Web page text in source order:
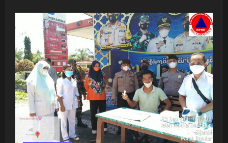
YUSTISI
PENEGAKAN
DISIPLIN
PROTOKOL
KESEHATAN
BERSAMA
POLRES
TANJUNGBALAI
DALAM
RANGKA
PENCEGAHAN
PENYEBARAN
COVID
19
DI
KOTA
TANJUNGBALAI